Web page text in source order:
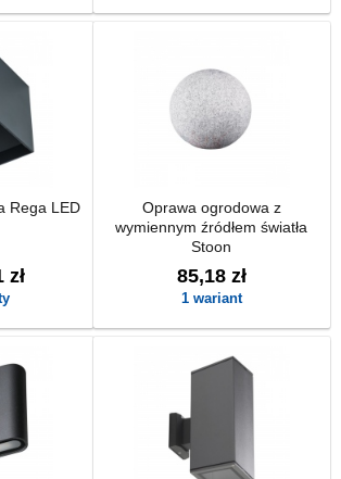
Rega LED
zł
Oprawa ogrodowa z
wymiennym źródłem światła
Stoon
85,18 zł
1 wariant